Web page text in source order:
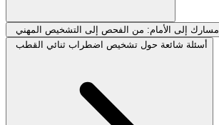
مسارك إلى الأمام: من الفحص إلى التشخيص المهني
أسئلة شائعة حول تشخيص اضطراب ثنائي القطب